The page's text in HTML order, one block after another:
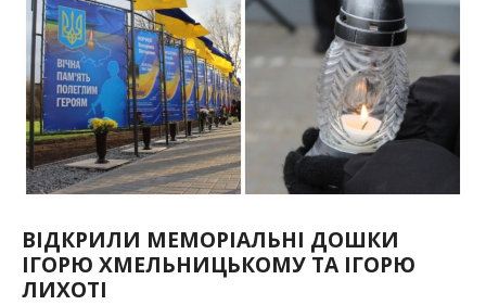
ВІДКРИЛИ МЕМОРІАЛЬНІ ДОШКИ
ІГОРЮ ХМЕЛЬНИЦЬКОМУ ТА ІГОРЮ
ЛИХОТІ